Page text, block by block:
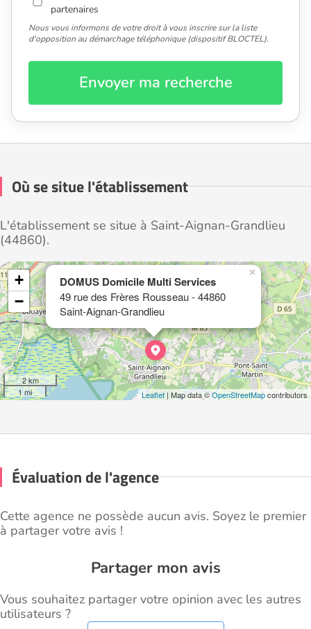
partenaires
Nous vous informons de votre droit à vous inscrire sur la liste
d'opposition au démarchage téléphonique (dispositif BLOCTEL).
Envoyer ma recherche
Où se situe l'établissement
L'établissement se situe à Saint-Aignan-Grandlieu
(44860).
DOMUS Domicile Multi Services
49 rue des Frères Rousseau - 44860
Saint-Aignan-Grandlieu
×
+
−
2 km
1 mi
Leaflet | Map data ©OpenStreetMapcontributors
Évaluation de l'agence
Cette agence ne possède aucun avis. Soyez le premier
à partager votre avis !
Partager mon avis
Vous souhaitez partager votre opinion avec les autres
utilisateurs ?